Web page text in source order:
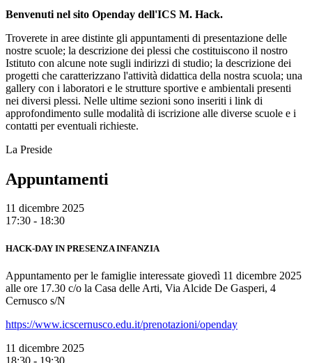
Benvenuti nel sito Openday dell'ICS M. Hack.
Troverete in aree distinte gli appuntamenti di presentazione delle
nostre scuole; la descrizione dei plessi che costituiscono il nostro
Istituto con alcune note sugli indirizzi di studio; la descrizione dei
progetti che caratterizzano l'attività didattica della nostra scuola; una
gallery con i laboratori e le strutture sportive e ambientali presenti
nei diversi plessi. Nelle ultime sezioni sono inseriti i link di
approfondimento sulle modalità di iscrizione alle diverse scuole e i
contatti per eventuali richieste.
La Preside
Appuntamenti
11 dicembre 2025
17:30 - 18:30
HACK-DAY IN PRESENZA INFANZIA
Appuntamento per le famiglie interessate giovedì 11 dicembre 2025
alle ore 17.30 c/o la Casa delle Arti, Via Alcide De Gasperi, 4
Cernusco s/N
https://www.icscernusco.edu.it/prenotazioni/openday
11 dicembre 2025
18:30 - 19:30